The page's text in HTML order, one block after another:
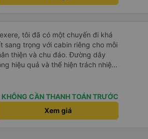
tôi đã có một chuyến đi khá
sang trọng với cabin riêng cho mỗi
thiện và chu đáo. Đường dây
hiệu quả và thể hiện trách nhiệm
-0.5 sao vì quy trình đặt vé
dẫn đến việc hủy dịch vụ. -0.5 sao
phòng đại diện của công ty,
điểm: Xe buýt khởi hành và đến
KHÔNG CẦN THANH TOÁN TRƯỚC
Xem giá